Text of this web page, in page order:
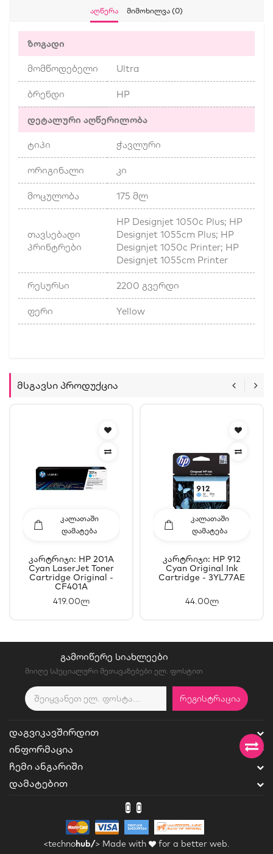
Აღწერა Მიმოხილვა (0)
ზოგადი
მომწოდებელი Ultra
ბრენდი HP
დეტალური აღწერილობა
ტიპი ჭავლური
ორიგინალი კი
მოცულობა 175 მლ
თავსებადი
პრინტრები
HP Designjet 1050c Plus; HP
Designjet 1055cm Plus; HP
Designjet 1050c Printer; HP
Designjet 1055cm Printer
რესურსი 2200 გვერდი
ფერი Yellow
Მსგავსი Პროდუქცია
ᲙᲐᲚᲐᲗᲐᲨᲘ
ᲓᲐᲛᲐᲢᲔᲑᲐ
Კარტრიჯი: HP 201A
Cyan LaserJet Toner
Cartridge Original -
CF401A
419.00ლ
ᲙᲐᲚᲐᲗᲐᲨᲘ
ᲓᲐᲛᲐᲢᲔᲑᲐ
Კარტრიჯი: HP 912
Cyan Original Ink
Cartridge - 3YL77AE
44.00ლ
ᲒᲐᲛᲝᲘᲬᲔᲠᲔ ᲡᲘᲐᲮᲚᲔᲔᲑᲘ
მიიღე სპეციალური შეთავაზებები ელ. ფოსტით
ᲠᲔᲒᲘᲡᲢᲠᲐᲪᲘᲐ
ᲓᲐᲒᲕᲘᲙᲐᲕᲨᲘᲠᲓᲘᲗ
ᲘᲜᲤᲝᲠᲛᲐᲪᲘᲐ
ᲩᲔᲛᲘ ᲐᲜᲒᲐᲠᲘᲨᲘ
ᲓᲐᲛᲐᲢᲔᲑᲘᲗ
<technohub/> Made with for a better web.